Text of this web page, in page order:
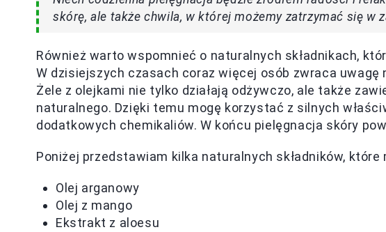
skórę, ale także chwila, w której możemy zatrzymać się w
Również warto wspomnieć o naturalnych składnikach,
W dzisiejszych czasach coraz więcej osób zwraca uwagę
Żele z olejkami nie tylko działają odżywczo, ale także
naturalnego. Dzięki temu mogę korzystać z silnych
dodatkowych chemikaliów. W końcu pielęgnacja skóry
Poniżej przedstawiam kilka naturalnych składników,
Olej arganowy
Olej z mango
Ekstrakt z aloesu